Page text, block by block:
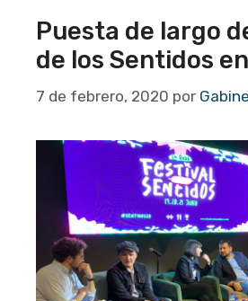
Puesta de largo
de los Sentidos
7 de febrero, 2020 por